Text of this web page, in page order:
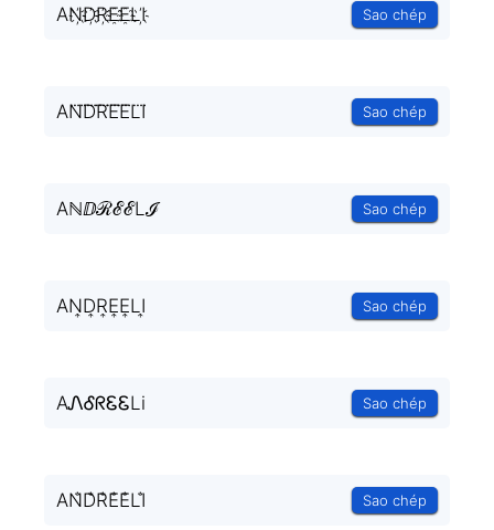
AN҉D҉R҉E҈E҈LI҉ Sao chép
AN⃜D⃜R⃜E⃜E⃜LI⃜ Sao chép
AℕⅅℛℰℰLℐ Sao chép
AN͎D͎R͎E͎E͎LI͎ Sao chép
AᏁᎴᖇᏋᏋLi Sao chép
AN̐D̐R̐E̐E̐LI̐ Sao chép